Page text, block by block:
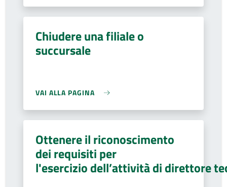
Chiudere una filiale o
succursale
VAI ALLA PAGINA
Ottenere il riconoscimento
dei requisiti per
l'esercizio dell’attività di direttore